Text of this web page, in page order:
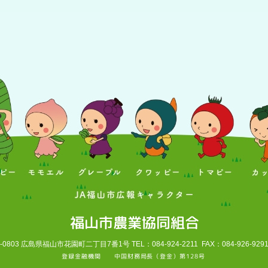
福山市農業協同組合
登録金融機関 中国財務局長（登金）第128号
0803 広島県福山市花園町二丁目7番1号 TEL：084-924-2211 FAX：084-926-